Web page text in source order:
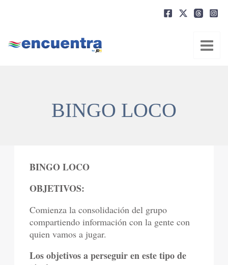
BINGO LOCO
BINGO LOCO
OBJETIVOS:
Comienza la consolidación del grupo
compartiendo información con la gente con
quien vamos a jugar.
Los objetivos a perseguir en este tipo de